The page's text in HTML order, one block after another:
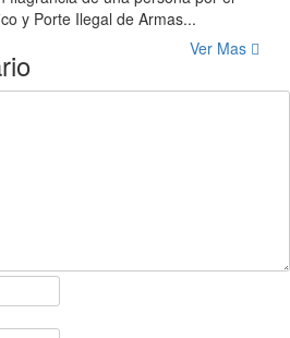
y Porte Ilegal de Armas...
Ver Mas